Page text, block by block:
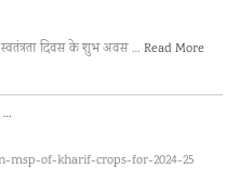
दिवस के शुभ अवस … Read More
…
msp-of-kharif-crops-for-2024-25